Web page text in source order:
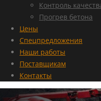
Контроль
Прогрев бетона
Цены
Спецпредложения
Наши работы
Поставщикам
Контакты